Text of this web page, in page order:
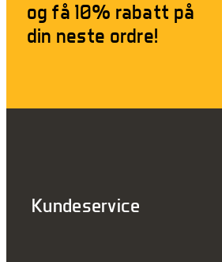
og få 10% rabatt på
din neste ordre!
Kundeservice